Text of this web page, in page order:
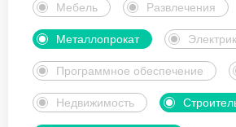
Мебель Развлечения
Металлопрокат
Программное обеспечение
Недвижимость